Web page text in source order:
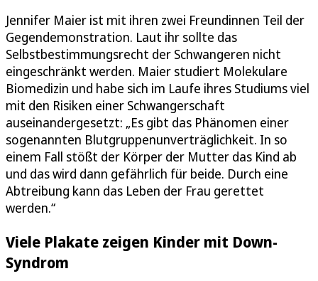
Jennifer Maier ist mit ihren zwei Freundinnen Teil der
Gegendemonstration. Laut ihr sollte das
Selbstbestimmungsrecht der Schwangeren nicht
eingeschränkt werden. Maier studiert Molekulare
Biomedizin und habe sich im Laufe ihres Studiums viel
mit den Risiken einer Schwangerschaft
auseinandergesetzt: „Es gibt das Phänomen einer
sogenannten Blutgruppenunverträglichkeit. In so
einem Fall stößt der Körper der Mutter das Kind ab
und das wird dann gefährlich für beide. Durch eine
Abtreibung kann das Leben der Frau gerettet
werden.“
Viele Plakate zeigen Kinder mit Down-
Syndrom